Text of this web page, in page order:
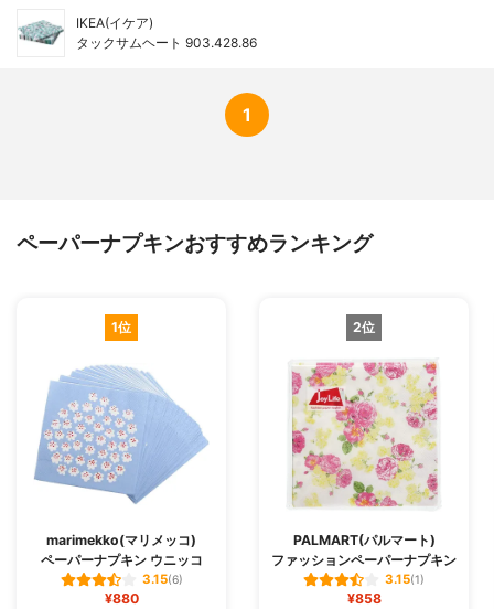
IKEA(イケア)
タックサムヘート 903.428.86
1
ペーパーナプキンおすすめランキング
1位
marimekko(マリメッコ)
ペーパーナプキン ウニッコ
3.15(6)
¥880
2位
PALMART(パルマート)
ファッションペーパーナプキン
3.15(1)
¥858